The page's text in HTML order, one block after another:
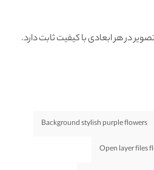
در هر ابعادی با کیفیت ثابت دارد.
Background stylish purple flowers
Open layer files